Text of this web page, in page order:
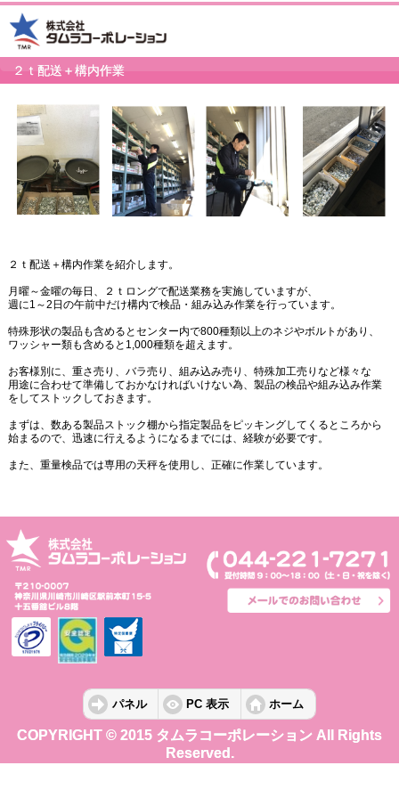
２ｔ配送＋構内作業
２ｔ配送＋構内作業を紹介します。
月曜～金曜の毎日、２ｔロングで配送業務を実施していますが、
週に1～2日の午前中だけ構内で検品・組み込み作業を行っています。
特殊形状の製品も含めるとセンター内で800種類以上のネジやボルトがあり、
ワッシャー類も含めると1,000種類を超えます。
お客様別に、重さ売り、バラ売り、組み込み売り、特殊加工売りなど様々な
用途に合わせて準備しておかなければいけない為、製品の検品や組み込み作業
をしてストックしておきます。
まずは、数ある製品ストック棚から指定製品をピッキングしてくるところから
始まるので、迅速に行えるようになるまでには、経験が必要です。
また、重量検品では専用の天秤を使用し、正確に作業しています。
パネル PC 表示 ホーム
COPYRIGHT © 2015 タムラコーポレーション All Rights
Reserved.